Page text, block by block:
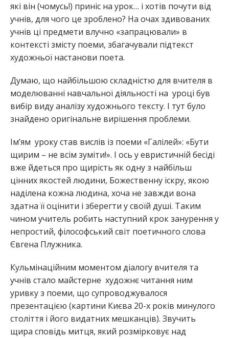
які він (чомусь!) приніс на урок… і хотів почути від
учнів, для чого це зроблено? На очах здивованих
учнів ці предмети влучно «запрацювали» в
контексті змісту поеми, збагачували підтекст
художньої настанови поета.
Думаю, що найбільшою складністю для вчителя в
моделюванні навчальної діяльності на уроці був
вибір виду аналізу художнього тексту. І тут було
знайдено оригінальне вирішення проблеми.
Ім’ям уроку став вислів із поеми «Галілей»: «Бути
щирим – не всім зуміти!». І ось у евристичній бесіді
вже йдеться про щирість як одну з найбільш
цінних якостей людини, Божественну іскру, якою
наділена кожна людина, хоча не завжди вона
здатна її оцінити і зберегти у своїй душі. Таким
чином учитель робить наступний крок занурення у
непростий, філософський світ поетичного слова
Євгена Плужника.
Кульмінаційним моментом діалогу вчителя та
учнів стало майстерне художнє читання ним
уривку з поеми, що супроводжувалося
презентацією (картини Києва 20-х років минулого
століття і його видатних мешканців). Звучить
щира сповідь митця, який розмірковує над